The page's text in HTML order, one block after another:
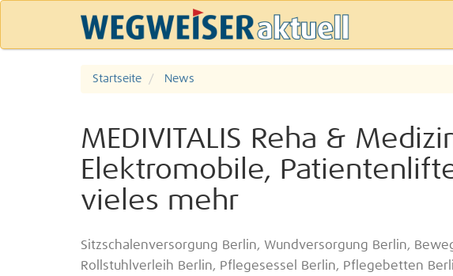
Startseite News
MEDIVITALIS Reha &
Elektromobile,
vieles mehr
Sitzschalenversorgung Berlin, Wundversorgung Berlin,
Rollstuhlverleih Berlin, Pflegesessel Berlin, Pflegebetten